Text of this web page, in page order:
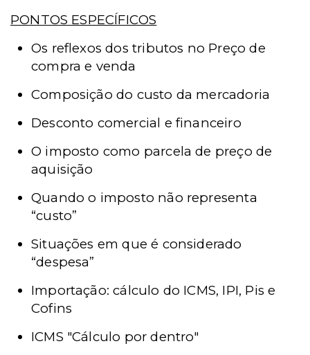
PONTOS ESPECÍFICOS
Os reflexos dos tributos no Preço de
compra e venda
Composição do custo da mercadoria
Desconto comercial e financeiro
O imposto como parcela de preço de
aquisição
Quando o imposto não representa
“custo”
Situações em que é considerado
“despesa”
Importação: cálculo do ICMS, IPI, Pis e
Cofins
ICMS "Cálculo por dentro"